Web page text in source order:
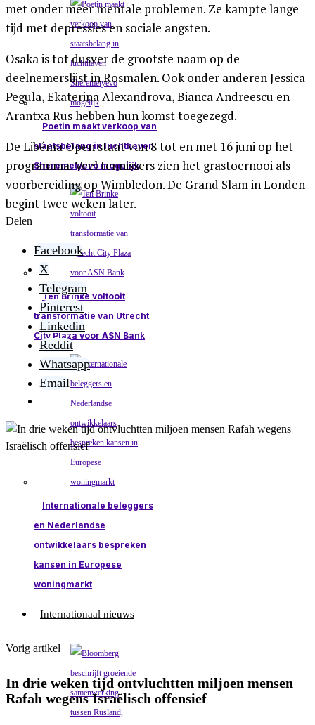
Poetin maakt verkoop van
staatsbelang in luchthaven
Sheremetyevo mogelijk
Ten Brinke voltooit
transformatie van Utrecht
City Plaza voor ASN Bank
Internationale beleggers
en Nederlandse
ontwikkelaars bespreken
kansen in Europese
woningmarkt
Internationaal nieuws
met onder meer mentale problemen. Ze kampte lange
tijd met depressies en sociale angsten.
Osaka is tot dusver de grootste naam op de
deelnemerslijst in Rosmalen. Ook onder anderen Jessica
Pegula, Ekaterina Alexandrova, Bianca Andreescu en
Arantxa Rus hebben hun komst toegezegd.
De Libéma Open staat van 8 tot en met 16 juni op het
programma. Veel tennissers zien het grastoernooi als
voorbereiding op Wimbledon. De Grand Slam in Londen
begint twee weken later.
Delen
Facebook
X
Telegram
Pinterest
Linkedin
Reddit
Whatsapp
Email
Vorig artikel
In drie weken tijd ontvluchtten miljoen mensen
Rafah wegens Israëlisch offensief